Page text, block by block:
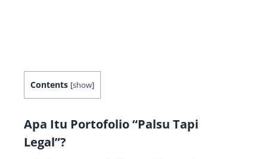
Contents [show]
Apa Itu Portofolio “Palsu Tapi
Legal”?